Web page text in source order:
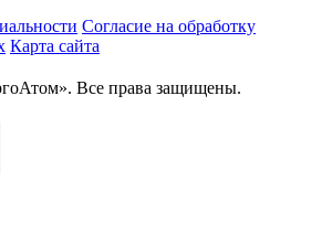
Согласие на обработку
Карта сайта
Все права защищены.